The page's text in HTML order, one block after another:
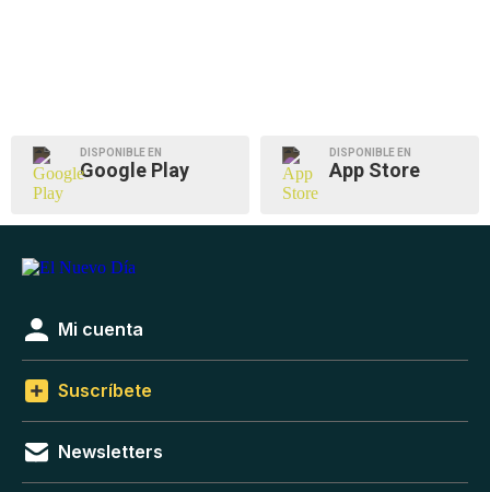
DISPONIBLE EN
Google Play
DISPONIBLE EN
App Store
Mi cuenta
Suscríbete
Newsletters